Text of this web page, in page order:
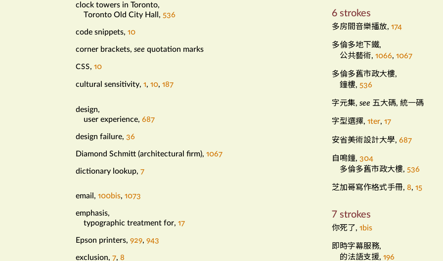
clock towers in Toronto,
Toronto Old City Hall , 536
code snippets, 10
corner brackets, see quotation marks
CSS, 10
cultural sensitivity, 1, 10, 187
ddesign,
user experience, 687
design failure, 36
Diamond Schmitt (architectural firm), 1067
dictionary lookup, 7
eemail , 100bis, 1073
emphasis,
typographic treatment for, 17
Epson printers, 929, 943
exclusion, 7, 8
6 strokes
多房間音樂播放, 174
多倫多地下鐵,
公共藝術, 1066, 1067
多倫多舊市政大樓,
鐘樓, 536
字元集, see 五大碼, 統一碼
字型選擇, 1ter, 17
安省美術設計大學, 687
自鳴鐘, 304
多倫多舊市政大樓, 536
芝加哥寫作格式手冊, 8, 15
7 strokes
你死了, 1bis
即時字幕服務,
的法語支援, 196